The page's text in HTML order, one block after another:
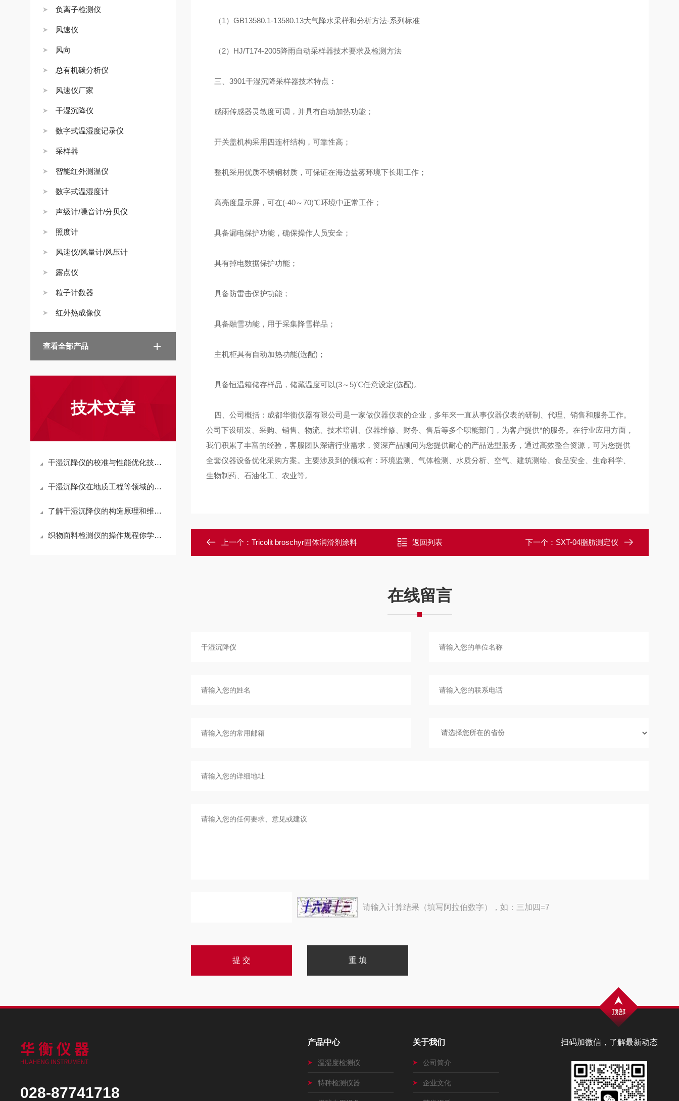
负离子检测仪
风速仪
风向
总有机碳分析仪
风速仪厂家
干湿沉降仪
数字式温湿度记录仪
采样器
智能红外测温仪
数字式温湿度计
声级计/噪音计/分贝仪
照度计
风速仪/风量计/风压计
露点仪
粒子计数器
红外热成像仪
查看全部产品
技术文章
干湿沉降仪的校准与性能优化技巧说明
干湿沉降仪在地质工程等领域的应用和优势说明
了解干湿沉降仪的构造原理和维护事项
织物面料检测仪的操作规程你学会了吗？
（1）GB13580.1-13580.13大气降水采样和分析方法-系列标准
（2）HJ/T174-2005降雨自动采样器技术要求及检测方法
三、3901干湿沉降采样器技术特点：
感雨传感器灵敏度可调，并具有自动加热功能；
开关盖机构采用四连杆结构，可靠性高；
整机采用优质不锈钢材质，可保证在海边盐雾环境下长期工作；
高亮度显示屏，可在(-40～70)℃环境中正常工作；
具备漏电保护功能，确保操作人员安全；
具有掉电数据保护功能；
具备防雷击保护功能；
具备融雪功能，用于采集降雪样品；
主机柜具有自动加热功能(选配)；
具备恒温箱储存样品，储藏温度可以(3～5)℃任意设定(选配)。
四、公司概括：成都华衡仪器有限公司是一家做仪器仪表的企业，多年来一直从事仪器仪表的研制、代理、销售和服务工作。
公司下设研发、采购、销售、物流、技术培训、仪器维修、财务、售后等多个职能部门，为客户提供*的服务。在行业应用方面，
我们积累了丰富的经验，客服团队深谙行业需求，资深产品顾问为您提供耐心的产品选型服务，通过高效整合资源，可为您提供
全套仪器设备优化采购方案。主要涉及到的领域有：环境监测、气体检测、水质分析、空气、建筑测绘、食品安全、生命科学、
生物制药、石油化工、农业等。
上一个： Tricolit broschyr固体润滑剂涂料 返回列表 下一个： SXT-04脂肪测定仪
在线留言
请输入计算结果（填写阿拉伯数字），如：三加四=7
扫码加微信，了解最新动态
028-87741718
产品中心
温湿度检测仪
特种检测仪器
关于我们
公司简介
企业文化